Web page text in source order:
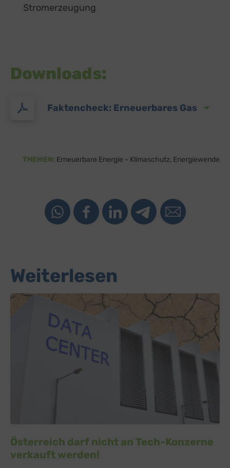
Stromerzeugung
Downloads:
Faktencheck: Erneuerbares Gas
THEMEN: Erneuerbare Energie - Klimaschutz Energiewende
Weiterlesen
Österreich darf nicht an Tech-Konzerne
verkauft werden!